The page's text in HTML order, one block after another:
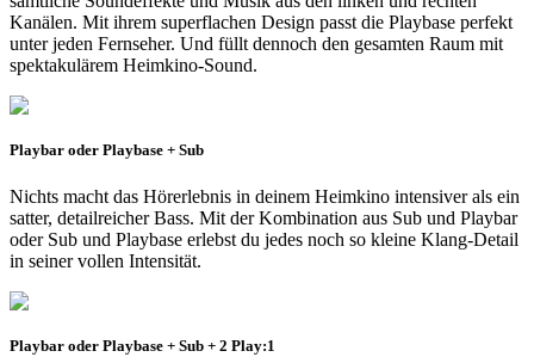
Kanälen. Mit ihrem superflachen Design passt die Playbase perfekt
unter jeden Fernseher. Und füllt dennoch den gesamten Raum mit
spektakulärem Heimkino-Sound.
Playbar oder Playbase + Sub
Nichts macht das Hörerlebnis in deinem Heimkino intensiver als ein
satter, detailreicher Bass. Mit der Kombination aus Sub und Playbar
oder Sub und Playbase erlebst du jedes noch so kleine Klang-Detail
in seiner vollen Intensität.
Playbar oder Playbase + Sub + 2 Play:1